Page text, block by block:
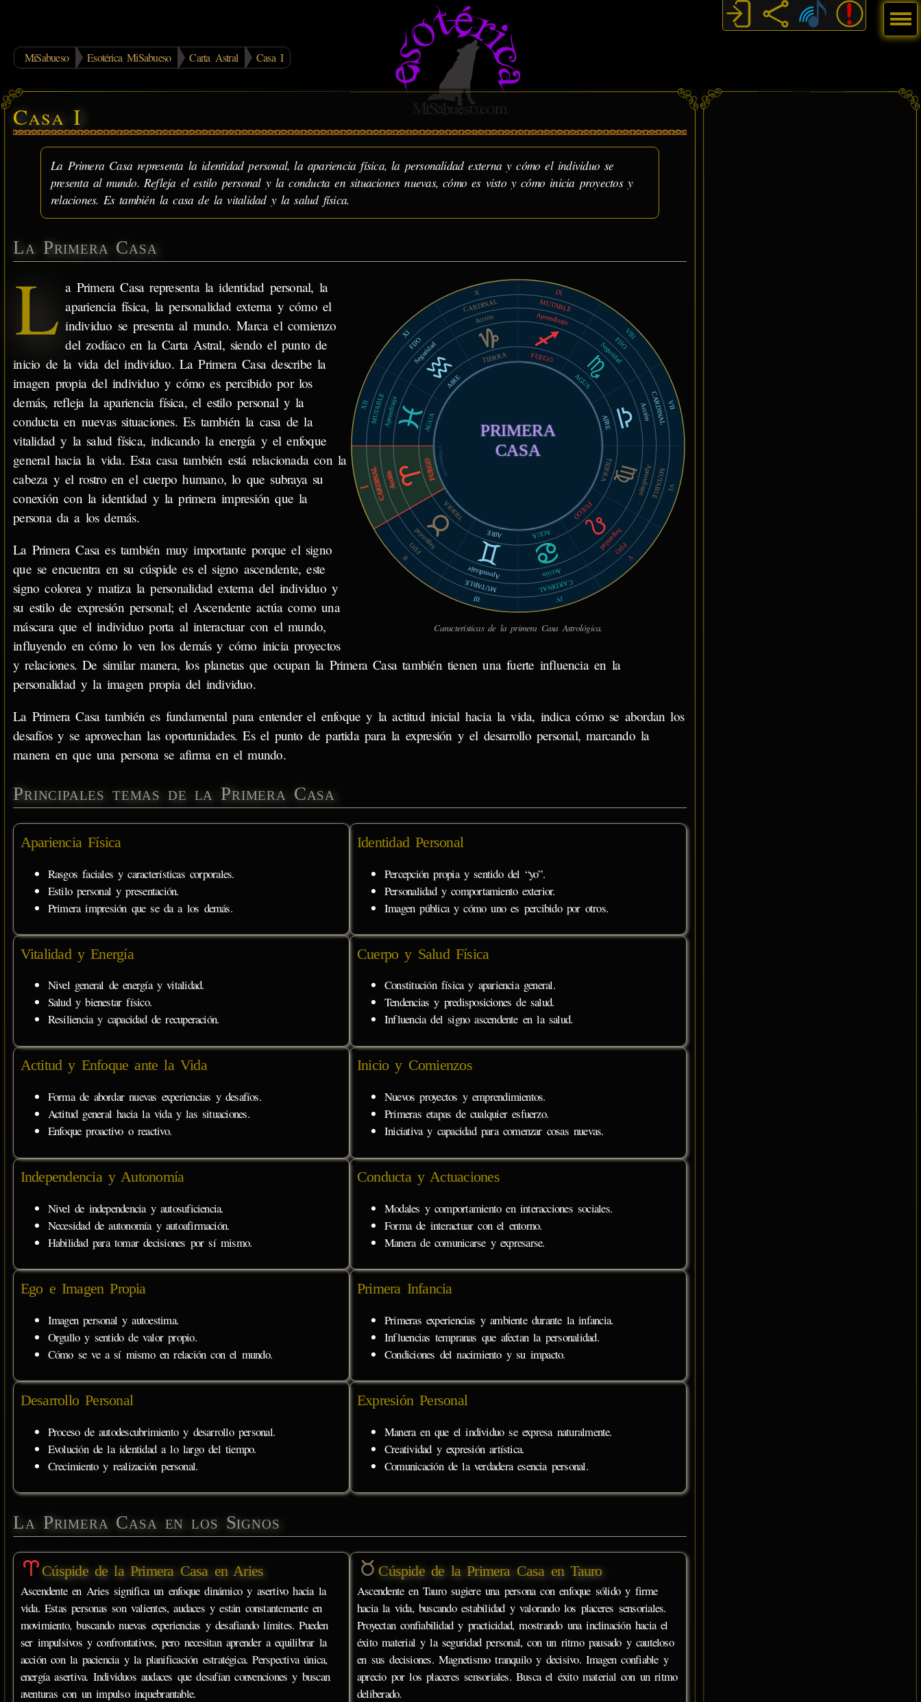
MiSabueso Esotérica MiSabueso Carta Astral Casa I
Casa I
La Primera Casa representa la identidad personal, la apariencia física, la personalidad externa y cómo el individuo se
presenta al mundo. Refleja el estilo personal y la conducta en situaciones nuevas, cómo es visto y cómo inicia proyectos y
relaciones. Es también la casa de la vitalidad y la salud física.
La Primera Casa
© MiSabueso.com
I
II
III IV
V
VI
VII
VIII
IX
X
XI
XII
TIERRA
AIRE
AGUA
FUEGO
TIERRA
AIRE AGUA
FUEGO
TIERRA
AIRE
AGUA
FUEGO
CARDINAL
FIJO
MUTABLE
CARDINAL
FIJO
MUTABLE CARDINAL
FIJO
MUTABLE
CARDINAL
FIJO
MUTABLE
Acción
Seguridad
Aprendizaje
Acción
Seguridad
Aprendizaje Acción
Seguridad
Aprendizaje
Acción
Seguridad
Aprendizaje
PRIMERA
CASA
Características de la primera Casa Astrológica.
L a Primera Casa representa la identidad personal, la
apariencia física, la personalidad externa y cómo el
individuo se presenta al mundo. Marca el comienzo
del zodíaco en la Carta Astral, siendo el punto de
inicio de la vida del individuo. La Primera Casa describe la
imagen propia del individuo y cómo es percibido por los
demás, refleja la apariencia física, el estilo personal y la
conducta en nuevas situaciones. Es también la casa de la
vitalidad y la salud física, indicando la energía y el enfoque
general hacia la vida. Esta casa también está relacionada con la
cabeza y el rostro en el cuerpo humano, lo que subraya su
conexión con la identidad y la primera impresión que la
persona da a los demás.
La Primera Casa es también muy importante porque el signo
que se encuentra en su cúspide es el signo ascendente, este
signo colorea y matiza la personalidad externa del individuo y
su estilo de expresión personal; el Ascendente actúa como una
máscara que el individuo porta al interactuar con el mundo,
influyendo en cómo lo ven los demás y cómo inicia proyectos
y relaciones. De similar manera, los planetas que ocupan la Primera Casa también tienen una fuerte influencia en la
personalidad y la imagen propia del individuo.
La Primera Casa también es fundamental para entender el enfoque y la actitud inicial hacia la vida, indica cómo se abordan los
desafíos y se aprovechan las oportunidades. Es el punto de partida para la expresión y el desarrollo personal, marcando la
manera en que una persona se afirma en el mundo.
Principales temas de la Primera Casa
Apariencia Física
Rasgos faciales y características corporales.
Estilo personal y presentación.
Primera impresión que se da a los demás.
Identidad Personal
Percepción propia y sentido del “yo”.
Personalidad y comportamiento exterior.
Imagen pública y cómo uno es percibido por otros.
Vitalidad y Energía
Nivel general de energía y vitalidad.
Salud y bienestar físico.
Resiliencia y capacidad de recuperación.
Cuerpo y Salud Física
Constitución física y apariencia general.
Tendencias y predisposiciones de salud.
Influencia del signo ascendente en la salud.
Actitud y Enfoque ante la Vida
Forma de abordar nuevas experiencias y desafíos.
Actitud general hacia la vida y las situaciones.
Enfoque proactivo o reactivo.
Inicio y Comienzos
Nuevos proyectos y emprendimientos.
Primeras etapas de cualquier esfuerzo.
Iniciativa y capacidad para comenzar cosas nuevas.
Independencia y Autonomía
Nivel de independencia y autosuficiencia.
Necesidad de autonomía y autoafirmación.
Habilidad para tomar decisiones por sí mismo.
Conducta y Actuaciones
Modales y comportamiento en interacciones sociales.
Forma de interactuar con el entorno.
Manera de comunicarse y expresarse.
Ego e Imagen Propia
Imagen personal y autoestima.
Orgullo y sentido de valor propio.
Cómo se ve a sí mismo en relación con el mundo.
Primera Infancia
Primeras experiencias y ambiente durante la infancia.
Influencias tempranas que afectan la personalidad.
Condiciones del nacimiento y su impacto.
Desarrollo Personal
Proceso de autodescubrimiento y desarrollo personal.
Evolución de la identidad a lo largo del tiempo.
Crecimiento y realización personal.
Expresión Personal
Manera en que el individuo se expresa naturalmente.
Creatividad y expresión artística.
Comunicación de la verdadera esencia personal.
La Primera Casa en los Signos
Cúspide de la Primera Casa en Aries
Ascendente en Aries significa un enfoque dinámico y asertivo hacia la
vida. Estas personas son valientes, audaces y están constantemente en
movimiento, buscando nuevas experiencias y desafiando límites. Pueden
ser impulsivos y confrontativos, pero necesitan aprender a equilibrar la
acción con la paciencia y la planificación estratégica. Perspectiva única,
energía asertiva. Individuos audaces que desafían convenciones y buscan
aventuras con un impulso inquebrantable.
Cúspide de la Primera Casa en Tauro
Ascendente en Tauro sugiere una persona con enfoque sólido y firme
hacia la vida, buscando estabilidad y valorando los placeres sensoriales.
Proyectan confiabilidad y practicidad, mostrando una inclinación hacia el
éxito material y la seguridad personal, con un ritmo pausado y cauteloso
en sus decisiones. Magnetismo tranquilo y decisivo. Imagen confiable y
aprecio por los placeres sensoriales. Busca el éxito material con un ritmo
deliberado.
Menú